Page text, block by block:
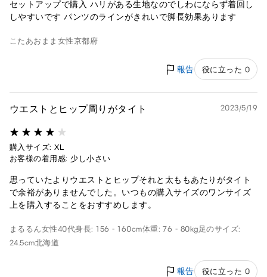
セットアップで購入 ハリがある生地なのでしわにならず着回し
しやすいです パンツのラインがきれいで脚長効果あります
こたあおまま 女性京都府
報告 役に立った 0
ウエストとヒップ周りがタイト 2023/5/19
購入サイズ: XL
お客様の着用感: 少し小さい
思っていたよりウエストとヒップそれと太ももあたりがタイト
で余裕がありませんでした。いつもの購入サイズのワンサイズ
上を購入することをおすすめします。
まるるん女性40代身長: 156 - 160cm体重: 76 - 80kg足のサイズ:
24.5cm北海道
報告 役に立った 0